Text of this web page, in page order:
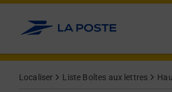
Allez au contenu
Localiser Liste Boîtes aux lettres